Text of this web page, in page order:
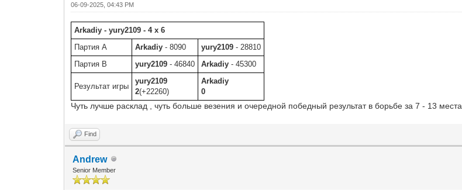
06-09-2025, 04:43 PM
Arkadiy - yury2109 - 4 x 6
Партия A
Arkadiy - 8090 yury2109 - 28810
Партия B
yury2109 - 46840 Arkadiy - 45300
Результат игры
yury2109
2(+22260)
Arkadiy
0
Чуть лучше расклад , чуть больше везения и очередной победный результат в борьбе за 7 - 13 места.
Find
Andrew
Senior Member